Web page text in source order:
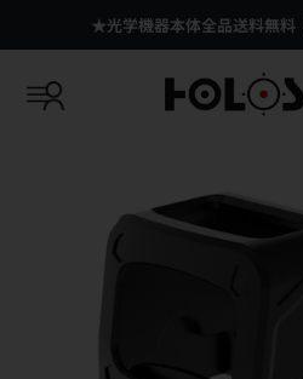
★光学機器本体全品送料無